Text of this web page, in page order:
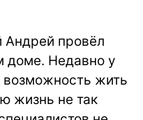
Андрей провёл
доме. Недавно у
возможность жить
жизнь не так